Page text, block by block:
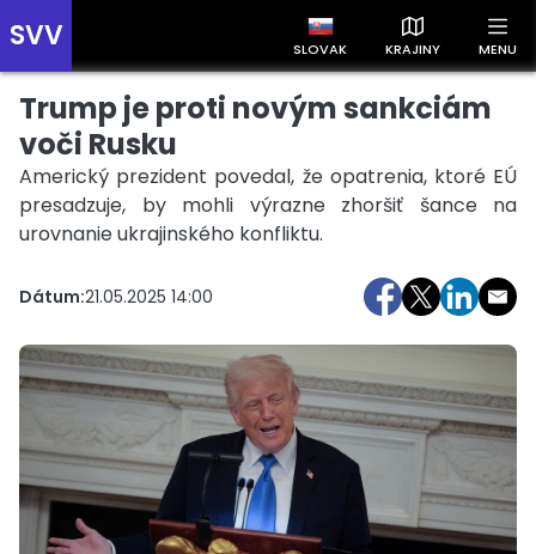
SVV SLOVAK KRAJINY MENU
Prehľad správ podľa krajín
Zobrazte si správy rozdelené podľa krajín a získajte rýchly
prehľad o dianí vo svete.
Slovensko Česko Maďarsko
Trump je proti novým sankciám
voči Rusku
Americký prezident povedal, že opatrenia, ktoré EÚ
presadzuje, by mohli výrazne zhoršiť šance na
urovnanie ukrajinského konfliktu.
Dátum:21.05.2025 14:00